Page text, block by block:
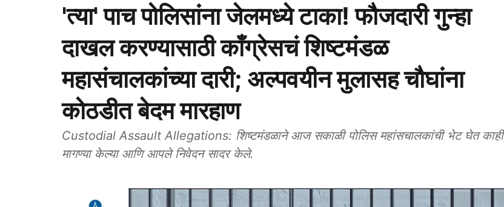
'त्या' पाच पोलिसांना जेलमध्ये टाका! फौजदारी गुन्हा
दाखल करण्यासाठी काँग्रेसचं शिष्टमंडळ
महासंचालकांच्या दारी; अल्पवयीन मुलासह चौघांना
कोठडीत बेदम मारहाण
Custodial Assault Allegations: शिष्टमंडळाने आज सकाळी पोलिस महांसचालकांची भेट घेत काही
मागण्या केल्या आणि आपले निवेदन सादर केले.